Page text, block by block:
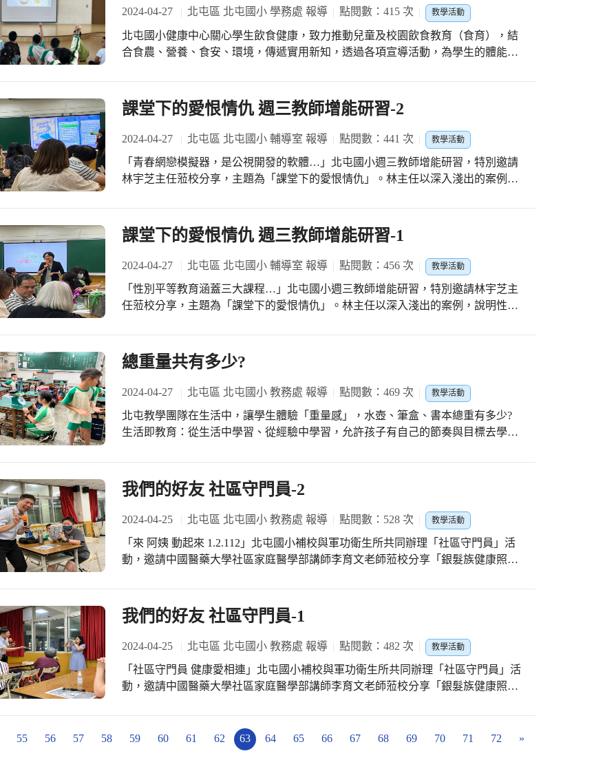
2024-04-27 北屯區 北屯國小 學務處 報導 點閱數：415 次 教學活動
北屯國小健康中心關心學生飲食健康，致力推動兒童及校園飲食教育（食育），結
合食農、營養、食安、環境，傳遞實用新知，透過各項宣導活動，為學生的體能及
課堂下的愛恨情仇 週三教師增能研習-2
2024-04-27 北屯區 北屯國小 輔導室 報導 點閱數：441 次 教學活動
「青春網戀模擬器，是公視開發的軟體…」北屯國小週三教師增能研習，特別邀請
林宇芝主任蒞校分享，主題為「課堂下的愛恨情仇」。林主任以深入淺出的案例，
課堂下的愛恨情仇 週三教師增能研習-1
2024-04-27 北屯區 北屯國小 輔導室 報導 點閱數：456 次 教學活動
「性別平等教育涵蓋三大課程…」北屯國小週三教師增能研習，特別邀請林宇芝主
任蒞校分享，主題為「課堂下的愛恨情仇」。林主任以深入淺出的案例，說明性平
總重量共有多少?
2024-04-27 北屯區 北屯國小 教務處 報導 點閱數：469 次 教學活動
北屯教學團隊在生活中，讓學生體驗「重量感」，水壺、筆盒、書本總重有多少?
生活即教育：從生活中學習、從經驗中學習，允許孩子有自己的節奏與目標去學
我們的好友 社區守門員-2
2024-04-25 北屯區 北屯國小 教務處 報導 點閱數：528 次 教學活動
「來 阿姨 動起來 1.2.112」北屯國小補校與軍功衛生所共同辦理「社區守門員」活
動，邀請中國醫藥大學社區家庭醫學部講師李育文老師蒞校分享「銀髮族健康照
我們的好友 社區守門員-1
2024-04-25 北屯區 北屯國小 教務處 報導 點閱數：482 次 教學活動
「社區守門員 健康愛相連」北屯國小補校與軍功衛生所共同辦理「社區守門員」活
動，邀請中國醫藥大學社區家庭醫學部講師李育文老師蒞校分享「銀髮族健康照
風、低噪音、溫濕度監測等，所有貼心及細心的動作，為了營造舒適、安全、明亮
以及有隱私的友善空間，提供在地長者家的感覺。
55 56 57 58 59 60 61 62 63 64 65 66 67 68 69 70 71 72 »